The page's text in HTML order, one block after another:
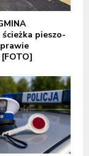
ścieżka pieszo-